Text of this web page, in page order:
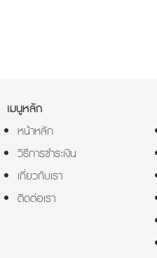
เมนูหลัก
หน้าหลัก
วิธีการชำระเงิน
เกี่ยวกับเรา
ติดต่อเรา